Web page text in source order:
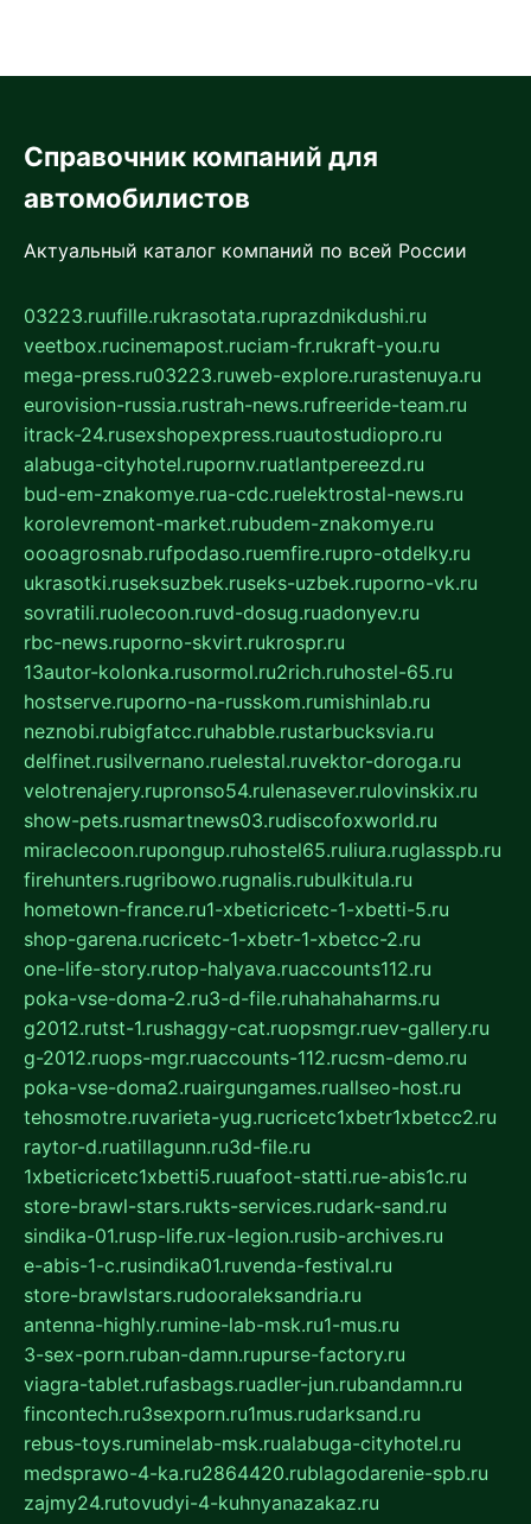
Справочник компаний для
автомобилистов
Актуальный каталог компаний по всей России
03223.ruufille.rukrasotata.ruprazdnikdushi.ru
veetbox.rucinemapost.ruciam-fr.rukraft-you.ru
mega-press.ru03223.ruweb-explore.rurastenuya.ru
eurovision-russia.rustrah-news.rufreeride-team.ru
itrack-24.rusexshopexpress.ruautostudiopro.ru
alabuga-cityhotel.rupornv.ruatlantpereezd.ru
bud-em-znakomye.rua-cdc.ruelektrostal-news.ru
korolevremont-market.rubudem-znakomye.ru
oooagrosnab.rufpodaso.ruemfire.rupro-otdelky.ru
ukrasotki.ruseksuzbek.ruseks-uzbek.ruporno-vk.ru
sovratili.ruolecoon.ruvd-dosug.ruadonyev.ru
rbc-news.ruporno-skvirt.rukrospr.ru
13autor-kolonka.rusormol.ru2rich.ruhostel-65.ru
hostserve.ruporno-na-russkom.rumishinlab.ru
neznobi.rubigfatcc.ruhabble.rustarbucksvia.ru
delfinet.rusilvernano.ruelestal.ruvektor-doroga.ru
velotrenajery.rupronso54.rulenasever.rulovinskix.ru
show-pets.rusmartnews03.rudiscofoxworld.ru
miraclecoon.rupongup.ruhostel65.ruliura.ruglasspb.ru
firehunters.rugribowo.rugnalis.rubulkitula.ru
hometown-france.ru1-xbeticricetc-1-xbetti-5.ru
shop-garena.rucricetc-1-xbetr-1-xbetcc-2.ru
one-life-story.rutop-halyava.ruaccounts112.ru
poka-vse-doma-2.ru3-d-file.ruhahahaharms.ru
g2012.rutst-1.rushaggy-cat.ruopsmgr.ruev-gallery.ru
g-2012.ruops-mgr.ruaccounts-112.rucsm-demo.ru
poka-vse-doma2.ruairgungames.ruallseo-host.ru
tehosmotre.ruvarieta-yug.rucricetc1xbetr1xbetcc2.ru
raytor-d.ruatillagunn.ru3d-file.ru
1xbeticricetc1xbetti5.ruuafoot-statti.rue-abis1c.ru
store-brawl-stars.rukts-services.rudark-sand.ru
sindika-01.rusp-life.rux-legion.rusib-archives.ru
e-abis-1-c.rusindika01.ruvenda-festival.ru
store-brawlstars.rudooraleksandria.ru
antenna-highly.rumine-lab-msk.ru1-mus.ru
3-sex-porn.ruban-damn.rupurse-factory.ru
viagra-tablet.rufasbags.ruadler-jun.rubandamn.ru
fincontech.ru3sexporn.ru1mus.rudarksand.ru
rebus-toys.ruminelab-msk.rualabuga-cityhotel.ru
medsprawo-4-ka.ru2864420.rublagodarenie-spb.ru
zajmy24.rutovudyi-4-kuhnyanazakaz.ru